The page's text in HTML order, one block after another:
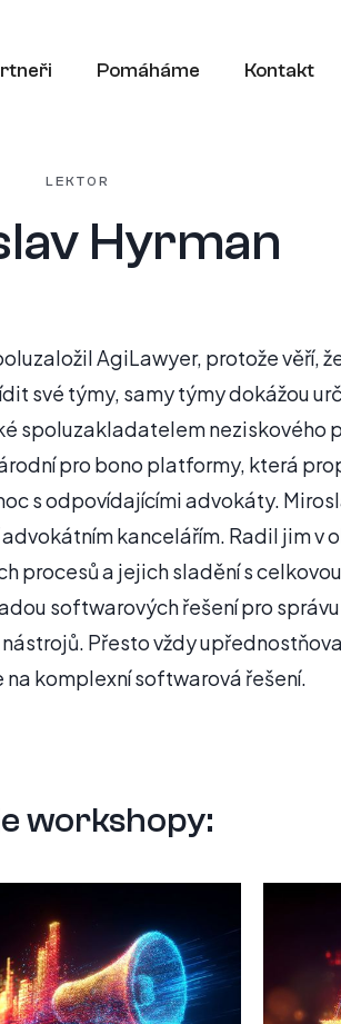
Pomáháme Kontakt
LEKTOR
Hyrman
AgiLawyer, protože věří,
své týmy, samy týmy dokážou
spoluzakladatelem neziskového
pro bono platformy, která
s odpovídajícími advokáty.
kancelářím. Radil jim v
procesů a jejich sladění s
softwarových řešení pro
Přesto vždy
na komplexní softwarová řešení.
workshopy: